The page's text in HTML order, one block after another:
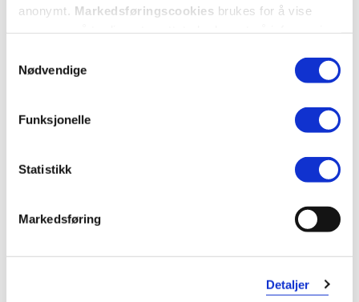
anonymt. Markedsføringscookies brukes for å vise
Nødvendige
Funksjonelle
Statistikk
Markedsføring
Detaljer
1 stjerne 0